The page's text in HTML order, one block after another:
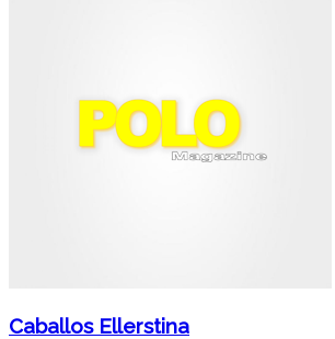
Caballos Ellerstina